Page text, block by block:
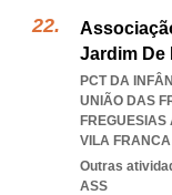
Jardim De
PCT DA
UNIÃO DAS
VILA
Outras
ASS